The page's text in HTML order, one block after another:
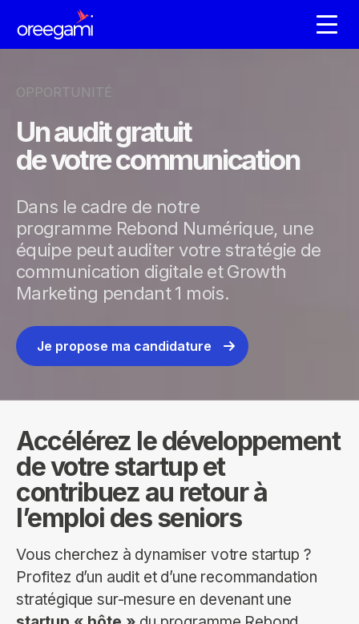
OPPORTUNITÉ
Un audit gratuit
de votre communication
Dans le cadre de notre
programme Rebond Numérique, une
équipe peut auditer votre stratégie de
communication digitale et Growth
Marketing pendant 1 mois.
Je propose ma candidature
Accélérez le développement
de votre startup et
contribuez au retour à
l’emploi des seniors
Vous cherchez à dynamiser votre startup ?
Profitez d’un audit et d’une recommandation
stratégique sur-mesure en devenant une